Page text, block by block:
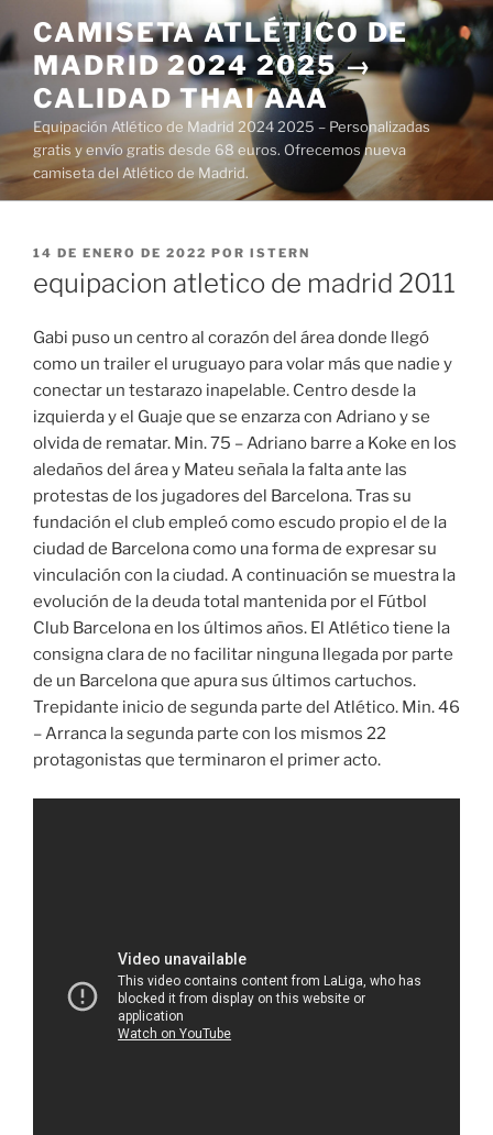
al
contenido
CAMISETA ATLÉTICO DE
MADRID 2024 2025 →
CALIDAD THAI AAA
Equipación Atlético de Madrid 2024 2025 – Personalizadas
gratis y envío gratis desde 68 euros. Ofrecemos nueva
camiseta del Atlético de Madrid.
PUBLICADO
14 DE ENERO DE 2022 POR ISTERN
equipacion atletico de madrid 2011
Gabi puso un centro al corazón del área donde llegó
como un trailer el uruguayo para volar más que nadie y
conectar un testarazo inapelable. Centro desde la
izquierda y el Guaje que se enzarza con Adriano y se
olvida de rematar. Min. 75 – Adriano barre a Koke en los
aledaños del área y Mateu señala la falta ante las
protestas de los jugadores del Barcelona. Tras su
fundación el club empleó como escudo propio el de la
ciudad de Barcelona como una forma de expresar su
vinculación con la ciudad. A continuación se muestra la
evolución de la deuda total mantenida por el Fútbol
Club Barcelona en los últimos años. El Atlético tiene la
consigna clara de no facilitar ninguna llegada por parte
de un Barcelona que apura sus últimos cartuchos.
Trepidante inicio de segunda parte del Atlético. Min. 46
– Arranca la segunda parte con los mismos 22
protagonistas que terminaron el primer acto.